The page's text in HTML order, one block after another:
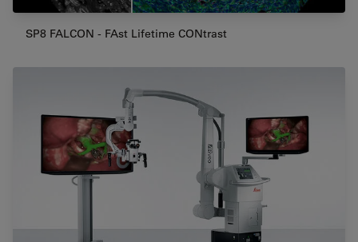
SP8 FALCON - FAst Lifetime CONtrast